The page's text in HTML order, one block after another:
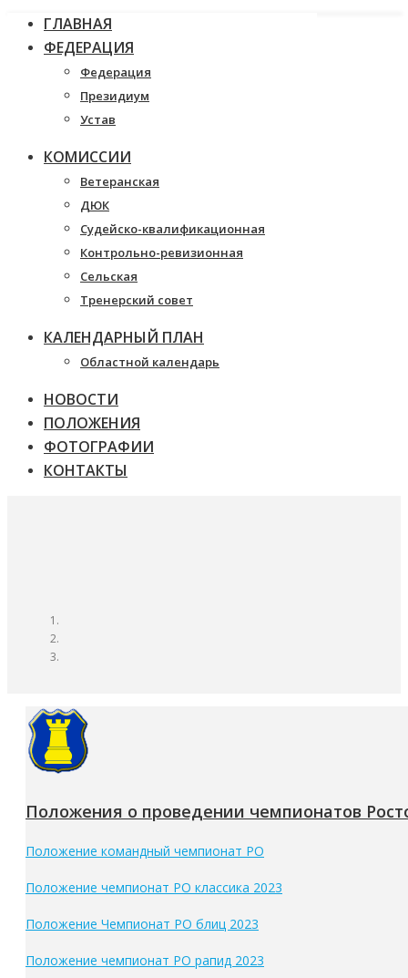
ГЛАВНАЯ
ФЕДЕРАЦИЯ
Федерация
Президиум
Устав
КОМИССИИ
Ветеранская
ДЮК
Судейско-квалификационная
Контрольно-ревизионная
Сельская
Тренерский совет
КАЛЕНДАРНЫЙ ПЛАН
Областной календарь
НОВОСТИ
ПОЛОЖЕНИЯ
ФОТОГРАФИИ
КОНТАКТЫ
Положения о проведении чемпионатов
Положение командный чемпионат РО
Положение чемпионат РО классика 2023
Положение Чемпионат РО блиц 2023
Положение чемпионат РО рапид 2023